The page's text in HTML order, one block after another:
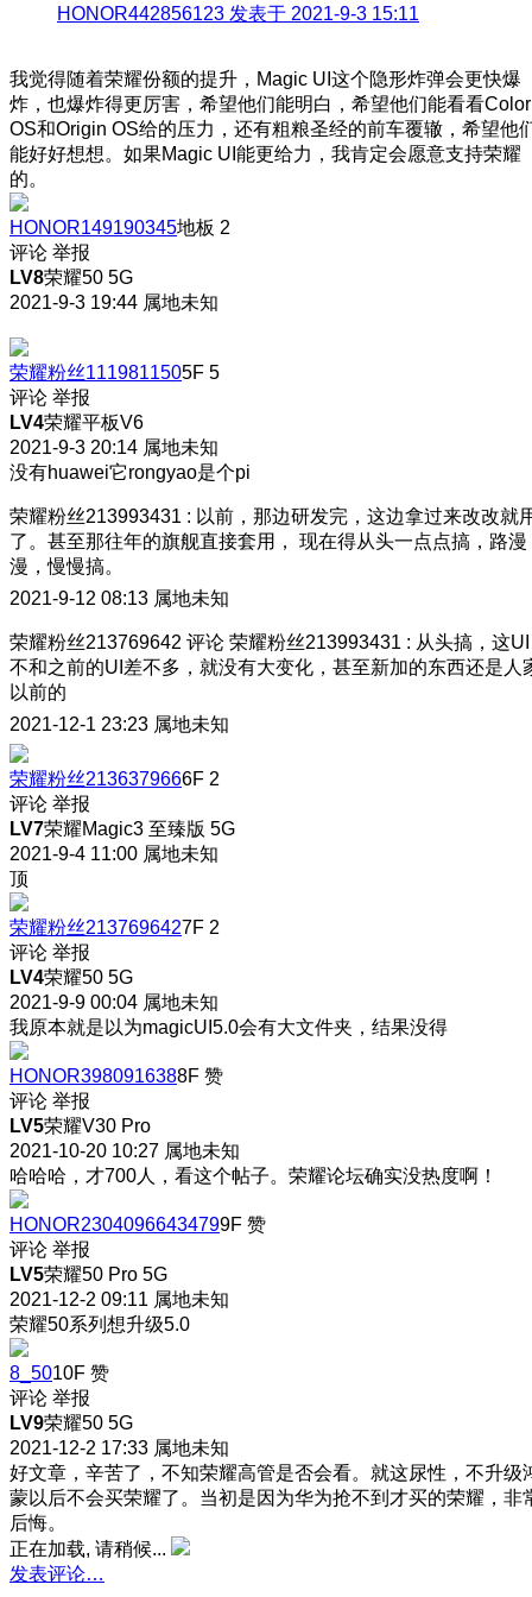
HONOR442856123 发表于 2021-9-3 15:11
我觉得随着荣耀份额的提升，Magic UI这个隐形炸弹会更快爆
炸，也爆炸得更厉害，希望他们能明白，希望他们能看看Color
OS和Origin OS给的压力，还有粗粮圣经的前车覆辙，希望他
能好好想想。如果Magic UI能更给力，我肯定会愿意支持荣耀
的。
HONOR149190345地板 2
评论 举报
LV8荣耀50 5G
2021-9-3 19:44 属地未知
荣耀粉丝1119811505F 5
评论 举报
LV4荣耀平板V6
2021-9-3 20:14 属地未知
没有huawei它rongyao是个pi
荣耀粉丝213993431 : 以前，那边研发完，这边拿过来改改就
了。甚至那往年的旗舰直接套用， 现在得从头一点点搞，路漫
漫，慢慢搞。
2021-9-12 08:13 属地未知
荣耀粉丝213769642 评论 荣耀粉丝213993431 : 从头搞，这UI
不和之前的UI差不多，就没有大变化，甚至新加的东西还是人
以前的
2021-12-1 23:23 属地未知
荣耀粉丝2136379666F 2
评论 举报
LV7荣耀Magic3 至臻版 5G
2021-9-4 11:00 属地未知
顶
荣耀粉丝2137696427F 2
评论 举报
LV4荣耀50 5G
2021-9-9 00:04 属地未知
我原本就是以为magicUI5.0会有大文件夹，结果没得
HONOR3980916388F 赞
评论 举报
LV5荣耀V30 Pro
2021-10-20 10:27 属地未知
哈哈哈，才700人，看这个帖子。荣耀论坛确实没热度啊！
HONOR23040966434799F 赞
评论 举报
LV5荣耀50 Pro 5G
2021-12-2 09:11 属地未知
荣耀50系列想升级5.0
8_5010F 赞
评论 举报
LV9荣耀50 5G
2021-12-2 17:33 属地未知
好文章，辛苦了，不知荣耀高管是否会看。就这尿性，不升级
蒙以后不会买荣耀了。当初是因为华为抢不到才买的荣耀，非
后悔。
正在加载, 请稍候...
发表评论…